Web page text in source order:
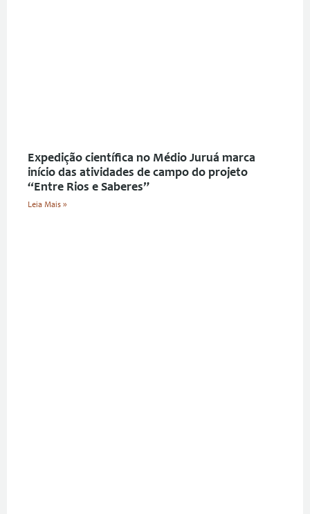
Expedição científica no Médio Juruá marca
início das atividades de campo do projeto
“Entre Rios e Saberes”
Leia Mais »